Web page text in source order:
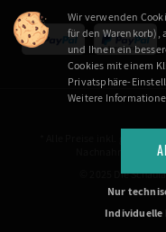
© 2025 Die
Wir verwenden
für den Warenkorb),
und Ihnen ein
Cookies mit einem
Privatsphäre-
Weitere
Nur
Individuelle